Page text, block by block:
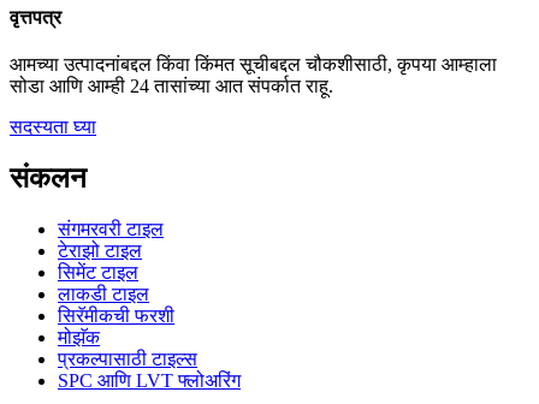
वृत्तपत्र
आमच्या उत्पादनांबद्दल किंवा किंमत सूचीबद्दल चौकशीसाठी, कृपया आम्हाला
सोडा आणि आम्ही 24 तासांच्या आत संपर्कात राहू.
सदस्यता घ्या
संकलन
संगमरवरी टाइल
टेराझो टाइल
सिमेंट टाइल
लाकडी टाइल
सिरॅमीकची फरशी
मोझॅक
प्रकल्पासाठी टाइल्स
SPC आणि LVT फ्लोअरिंग